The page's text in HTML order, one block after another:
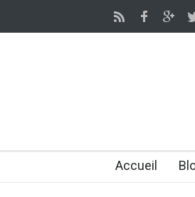
parviennent à "rajeunir" des
Accueil